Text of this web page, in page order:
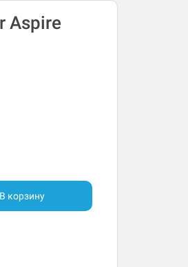
Aspire
В корзину